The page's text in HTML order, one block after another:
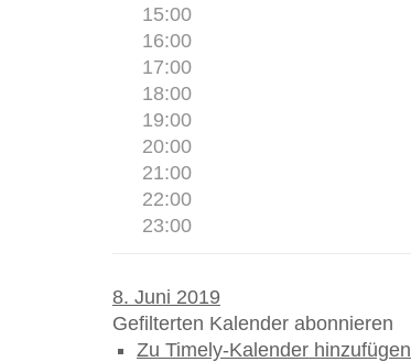
15:00
16:00
17:00
18:00
19:00
20:00
21:00
22:00
23:00
8. Juni 2019
Gefilterten Kalender abonnieren
Zu Timely-Kalender hinzufügen